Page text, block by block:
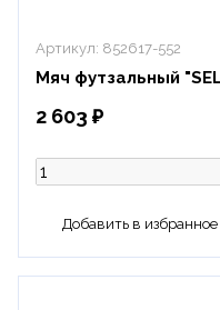
Артикул: 852617-552
Мяч футзальный
2 603 ₽